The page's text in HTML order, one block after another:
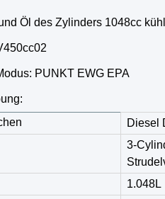
Öl des Zylinders 1048cc
PUNKT EWG EPA
Diesel
3-
1.048L